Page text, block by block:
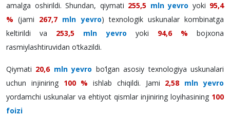
amalga oshirildi. Shundan, qiymati 255,5 mln yevro yoki 95,4
% (jami 267,7 mln yevro) texnologik uskunalar kombinatga
keltirildi va 253,5 mln yevro yoki 94,6% bojxona
rasmiylashtiruvidan o‘tkazildi.
Qiymati 20,6 mln yevro bo‘lgan asosiy texnologiya uskunalari
uchun injiniring 100 % ishlab chiqildi. Jami 2,58 mln yevro
yordamchi uskunalar va ehtiyot qismlar injiniring loyihasining 100
foizi